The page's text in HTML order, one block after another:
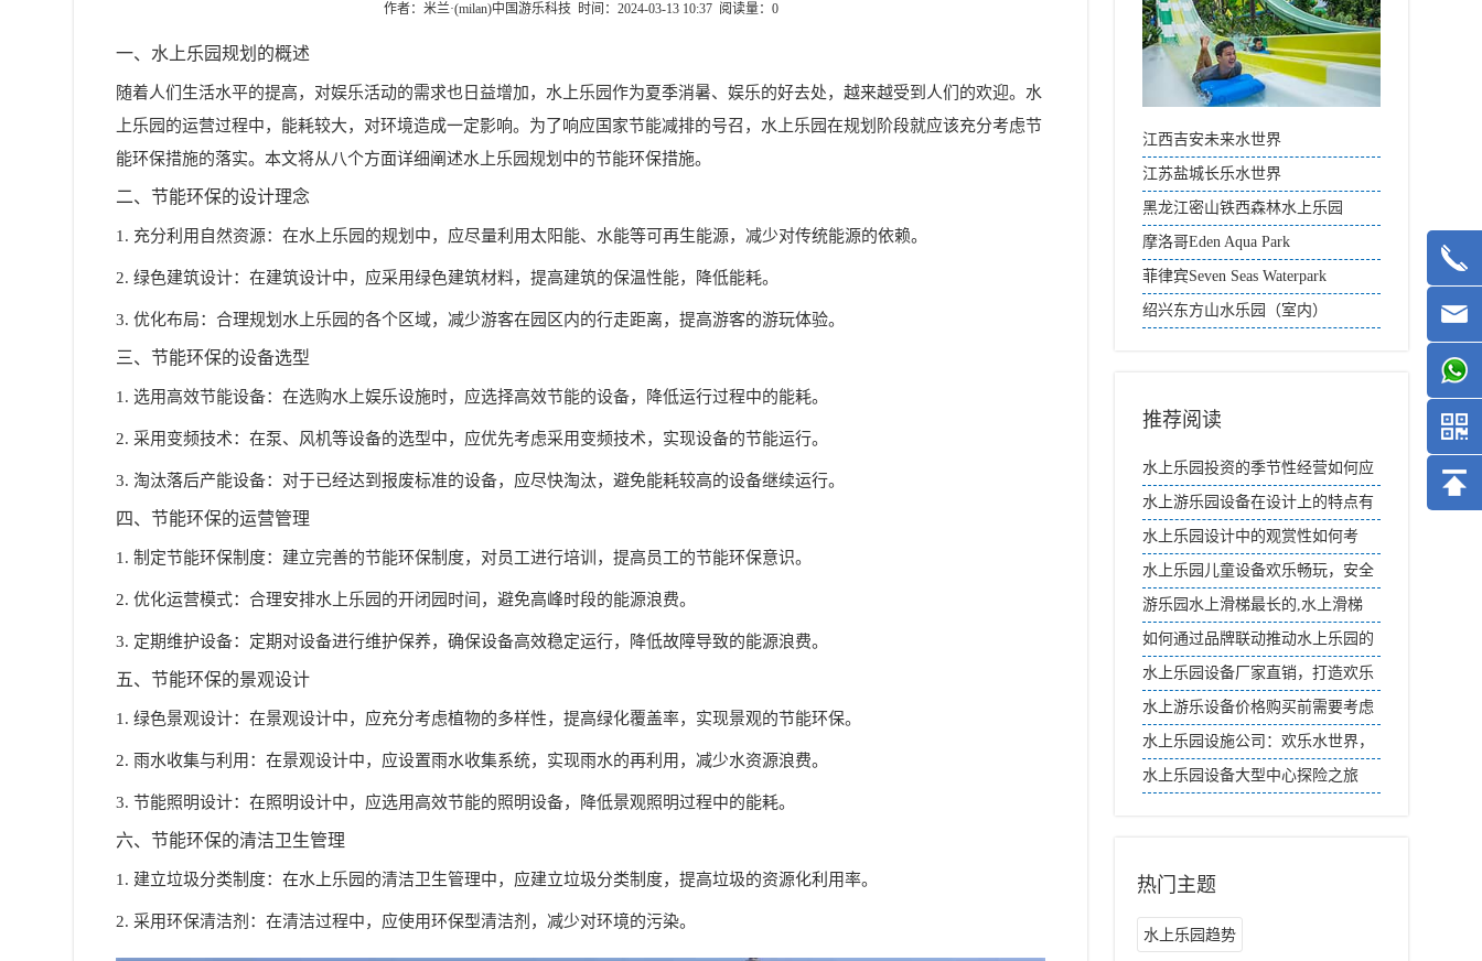
作者：米兰·(milan)中国游乐科技 时间：2024-03-13 10:37 阅读量： 0
一、 水上乐园规划 的概述
随着人们生活水平的提高，对娱乐活动的需求也日益增加，水上乐园作为夏季消暑、娱乐的好去处，越来越受到人们的欢迎。水
上乐园的运营过程中，能耗较大，对环境造成一定影响。为了响应国家节能减排的号召，水上乐园在规划阶段就应该充分考虑节
能环保措施的落实。本文将从八个方面详细阐述水上乐园规划中的节能环保措施。
二、节能环保的设计理念
1. 充分利用自然资源：在水上乐园的规划中，应尽量利用太阳能、水能等可再生能源，减少对传统能源的依赖。
2. 绿色建筑设计：在建筑设计中，应采用绿色建筑材料，提高建筑的保温性能，降低能耗。
3. 优化布局：合理规划水上乐园的各个区域，减少游客在园区内的行走距离，提高游客的游玩体验。
三、节能环保的设备选型
1. 选用高效节能设备：在选购水上娱乐设施时，应选择高效节能的设备，降低运行过程中的能耗。
2. 采用变频技术：在泵、风机等设备的选型中，应优先考虑采用变频技术，实现设备的节能运行。
3. 淘汰落后产能设备：对于已经达到报废标准的设备，应尽快淘汰，避免能耗较高的设备继续运行。
四、节能环保的运营管理
1. 制定节能环保制度：建立完善的节能环保制度，对员工进行培训，提高员工的节能环保意识。
2. 优化运营模式：合理安排水上乐园的开闭园时间，避免高峰时段的能源浪费。
3. 定期维护设备：定期对设备进行维护保养，确保设备高效稳定运行，降低故障导致的能源浪费。
五、节能环保的景观设计
1. 绿色景观设计：在景观设计中，应充分考虑植物的多样性，提高绿化覆盖率，实现景观的节能环保。
2. 雨水收集与利用：在景观设计中，应设置雨水收集系统，实现雨水的再利用，减少水资源浪费。
3. 节能照明设计：在照明设计中，应选用高效节能的照明设备，降低景观照明过程中的能耗。
六、节能环保的清洁卫生管理
1. 建立垃圾分类制度：在水上乐园的清洁卫生管理中，应建立垃圾分类制度，提高垃圾的资源化利用率。
2. 采用环保清洁剂：在清洁过程中，应使用环保型清洁剂，减少对环境的污染。
江西吉安未来水世界
江苏盐城长乐水世界
黑龙江密山铁西森林水上乐园
摩洛哥Eden Aqua Park
菲律宾Seven Seas Waterpark
绍兴东方山水乐园（室内）
推荐阅读
水上乐园投资的季节性经营如何应
对？
水上游乐园设备在设计上的特点有
哪些方面？
水上乐园设计中的观赏性如何考
虑？
水上乐园儿童设备欢乐畅玩，安全
又刺激
游乐园水上滑梯最长的,水上滑梯
如何通过品牌联动推动水上乐园的
二次消费？
水上乐园设备厂家直销，打造欢乐
水世界
水上游乐设备价格购买前需要考虑
哪些因素？
水上乐园设施公司：欢乐水世界，
畅享无限激情
水上乐园设备大型中心探险之旅
热门主题
水上乐园趋势